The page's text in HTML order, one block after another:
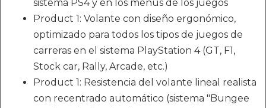
sistema PS4 y en los menús de los juegos
Product 1: Volante con diseño ergonómico,
optimizado para todos los tipos de juegos de
carreras en el sistema PlayStation 4 (GT, F1,
Stock car, Rally, Arcade, etc.)
Product 1: Resistencia del volante lineal realista
con recentrado automático (sistema "Bungee